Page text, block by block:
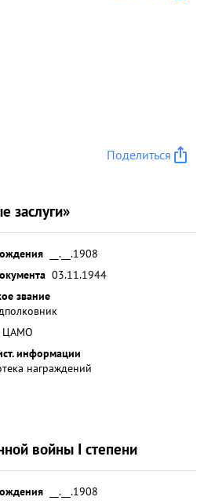
Поделиться
заслуги»
__.__.1908
03.11.1944
звание
ЦАМО
информации
награждений
войны I степени
__.__.1908